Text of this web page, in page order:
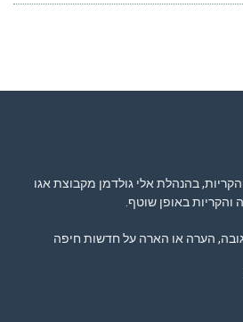
בהנהלת אלי גולדמן מקבוצת אגו
באופן שוטף.
הערה או הארה על חדשות חיפה